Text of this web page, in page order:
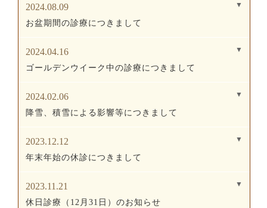
2024.08.09
お盆期間の診療につきまして
2024.04.16
ゴールデンウイーク中の診療につきまして
2024.02.06
降雪、積雪による影響等につきまして
2023.12.12
年末年始の休診につきまして
2023.11.21
休日診療（12月31日）のお知らせ